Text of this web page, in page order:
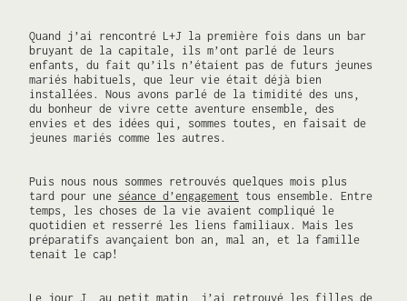
Quand j’ai rencontré L+J la première fois dans un bar
bruyant de la capitale, ils m’ont parlé de leurs
enfants, du fait qu’ils n’étaient pas de futurs jeunes
mariés habituels, que leur vie était déjà bien
installées. Nous avons parlé de la timidité des uns,
du bonheur de vivre cette aventure ensemble, des
envies et des idées qui, sommes toutes, en faisait de
jeunes mariés comme les autres.
Puis nous nous sommes retrouvés quelques mois plus
tard pour une séance d’engagement tous ensemble. Entre
temps, les choses de la vie avaient compliqué le
quotidien et resserré les liens familiaux. Mais les
préparatifs avançaient bon an, mal an, et la famille
tenait le cap!
Le jour J, au petit matin, j’ai retrouvé les filles de